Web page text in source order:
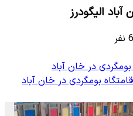
الیگودرز
6 نفر
بومگردی در خان آباد
بومگردی در خان آباد